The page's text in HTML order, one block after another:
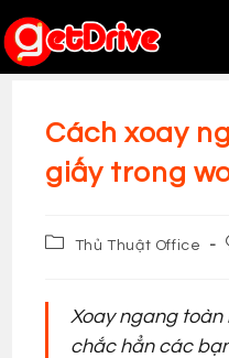
to
content
Cách xoay
giấy trong
PostThủ Thuật Office
Xoay ngang toàn
chắc hẳn các